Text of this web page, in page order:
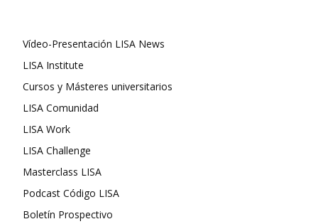
Vídeo-Presentación LISA News
LISA Institute
Cursos y Másteres universitarios
LISA Comunidad
LISA Work
LISA Challenge
Masterclass LISA
Podcast Código LISA
Boletín Prospectivo